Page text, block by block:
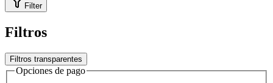
Filter
Filtros
Filtros transparentes
Opciones de pago